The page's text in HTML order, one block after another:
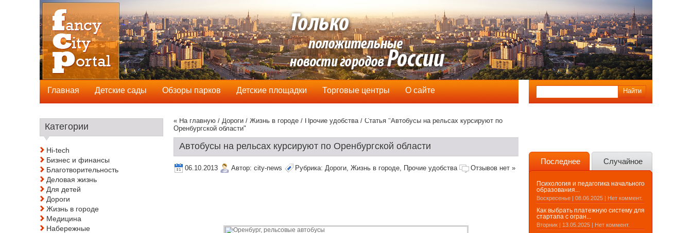
« На главную / Дороги / Жизнь в городе / Прочие удобства/ Статья "Автобусы на рельсах курсируют по
Оренбургской области"
Автобусы на рельсах курсируют по Оренбургской области
06.10.2013 Автор: city-news Рубрика: Дороги, Жизнь в городе, Прочие удобства Отзывов нет »
Категории
Hi-tech
Бизнес и финансы
Благотворительность
Деловая жизнь
Для детей
Дороги
Жизнь в городе
Медицина
Набережные
Последнее Случайное
Психология и педагогика начального
образования...
Воскресенье | 08.06.2025 | Нет коммент.
Как выбрать платежную систему для
стартапа с огран...
Вторник | 13.05.2025 | Нет коммент.
Главная Детские сады Обзоры парков Детские площадки Торговые центры О сайте